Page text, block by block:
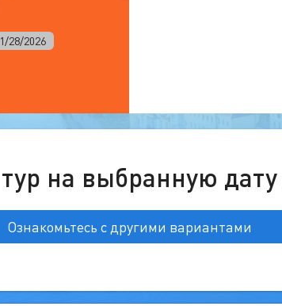
28/2026
на выбранную дату
Ознакомьтесь с другими вариантами